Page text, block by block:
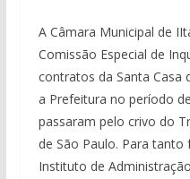
A Câmara Municipal de
Comissão Especial de
contratos da Santa Casa
a Prefeitura no período
passaram pelo crivo do
de São Paulo. Para
Instituto de